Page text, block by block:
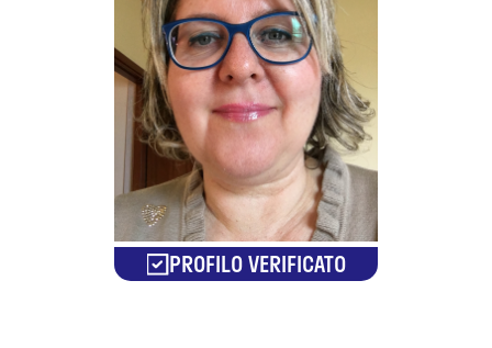
PROFILO VERIFICATO